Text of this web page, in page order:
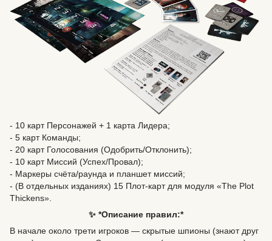
- 10 карт Персонажей + 1 карта Лидера;
- 5 карт Команды;
- 20 карт Голосования (Одобрить/Отклонить);
- 10 карт Миссий (Успех/Провал);
- Маркеры счёта/раунда и планшет миссий;
- (В отдельных изданиях) 15 Плот-карт для модуля «The Plot
Thickens».
✨ *Описание правил:*
В начале около трети игроков — скрытые шпионы (знают друг